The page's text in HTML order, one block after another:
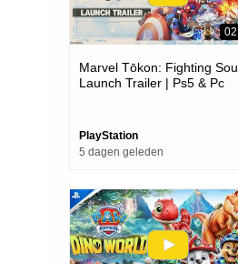
Marvel Tōkon: Fighting
Launch Trailer | Ps5 & Pc
PlayStation
5 dagen geleden